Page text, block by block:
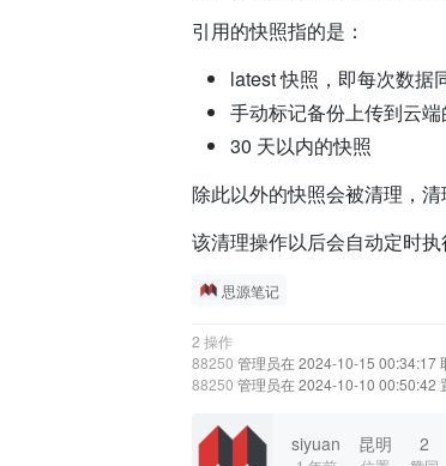
引用的快照指的是：
latest 快照，即每次数据
手动标记备份上传到云
30 天以内的快照
除此以外的快照会被清理，清
该清理操作以后会自动定时
思源笔记
2 操作
88250 管理员在 2024-10-15 00:34:17
88250 管理员在 2024-10-10 00:50:42
siyuan 昆明 2